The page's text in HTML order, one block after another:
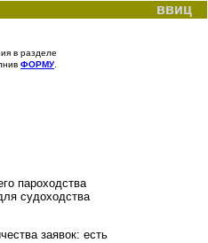
ввиц
в разделе
ФОРМУ.
пароходства
судоходства
заявок: есть